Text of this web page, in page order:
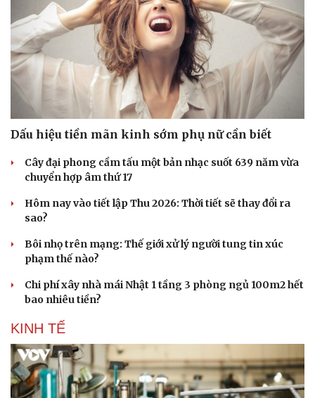
Dấu hiệu tiền mãn kinh sớm phụ nữ cần biết
Cây đại phong cầm tấu một bản nhạc suốt 639 năm vừa
chuyển hợp âm thứ 17
Hôm nay vào tiết lập Thu 2026: Thời tiết sẽ thay đổi ra
sao?
Bôi nhọ trên mạng: Thế giới xử lý người tung tin xúc
phạm thế nào?
Chi phí xây nhà mái Nhật 1 tầng 3 phòng ngủ 100m2 hết
bao nhiêu tiền?
KINH TẾ